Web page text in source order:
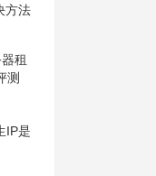
方法
租
测
IP是